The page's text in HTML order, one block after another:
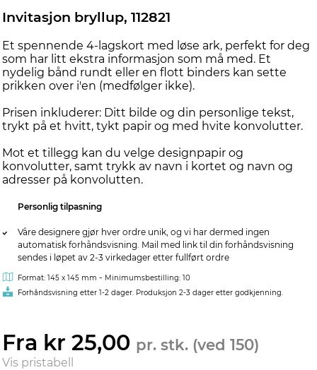
Invitasjon bryllup, 112821
Et spennende 4-lagskort med løse ark, perfekt for deg
som har litt ekstra informasjon som må med. Et
nydelig bånd rundt eller en flott binders kan sette
prikken over i'en (medfølger ikke).
Prisen inkluderer: Ditt bilde og din personlige tekst,
trykt på et hvitt, tykt papir og med hvite konvolutter.
Mot et tillegg kan du velge designpapir og
konvolutter, samt trykk av navn i kortet og navn og
adresser på konvolutten.
Personlig tilpasning
Våre designere gjør hver ordre unik, og vi har dermed ingen
automatisk forhåndsvisning. Mail med link til din forhåndsvisning
sendes i løpet av 2-3 virkedager etter fullført ordre
Format: 145 x 145 mm - Minimumsbestilling: 10
Forhåndsvisning etter 1-2 dager. Produksjon 2-3 dager etter godkjenning.
Fra kr 25,00 pr. stk. (ved 150)
Vis pristabell